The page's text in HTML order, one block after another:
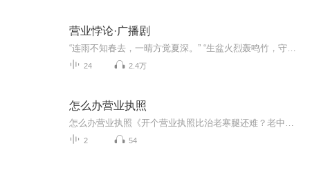
营业悖论·广播剧
24 2.4万
怎么办营业执照
2 54